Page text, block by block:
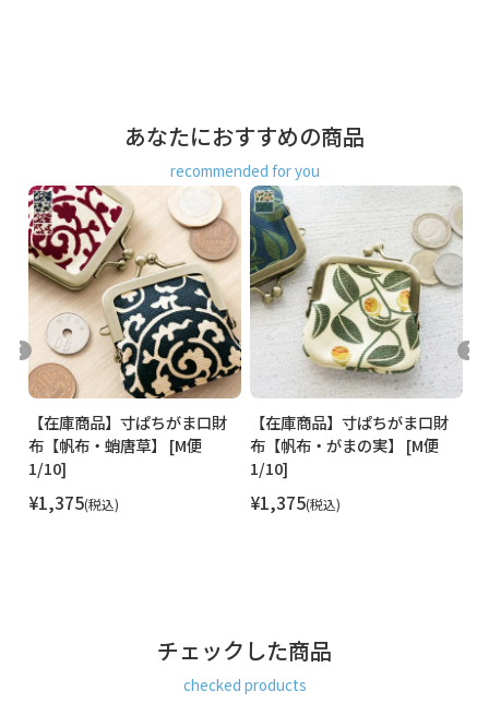
表地：8号帆布（綿100％）
裏地：レーヨン100％
＜口金＞ 鉄（アンティークゴールド）
製造 日本製（京都秀和がま口製作所）
お支払方法 クレジットカード
／コンビニ後払い／
Amazon Pay／楽天ペイ／PayPay
クレジットカード決済、Amazon Pay、PayPay、楽天ペイを
ご選択の場合、システムの都合上、商品発送前にご請求させ
て頂く場合がございます。何卒ご了承下さいますようお願い
申し上げます。規約に基づき返品、キャンセルもお受付でき
ます。
発送方法
ゆうパケット：全国一律330円
ゆうパック：全国一律770円日時指定可能
小さいサイズながら、100円玉なら15枚は収納OK。お札は四
つ折りにすると入ります。
あなたにおすすめの商品
recommended for you
【在庫商品】寸ぱちがま口財
布【帆布・蛸唐草】 [M便
1/10]
¥1,375 税込
【在庫商品】寸ぱちがま口財
布【帆布・がまの実】 [M便
1/10]
¥1,375 税込
チェックした商品
checked products